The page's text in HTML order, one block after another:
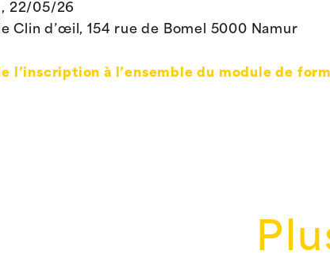
22/05/26
Clin d’œil, 154 rue de Bomel 5000 Namur
l’inscription à l’ensemble du module de